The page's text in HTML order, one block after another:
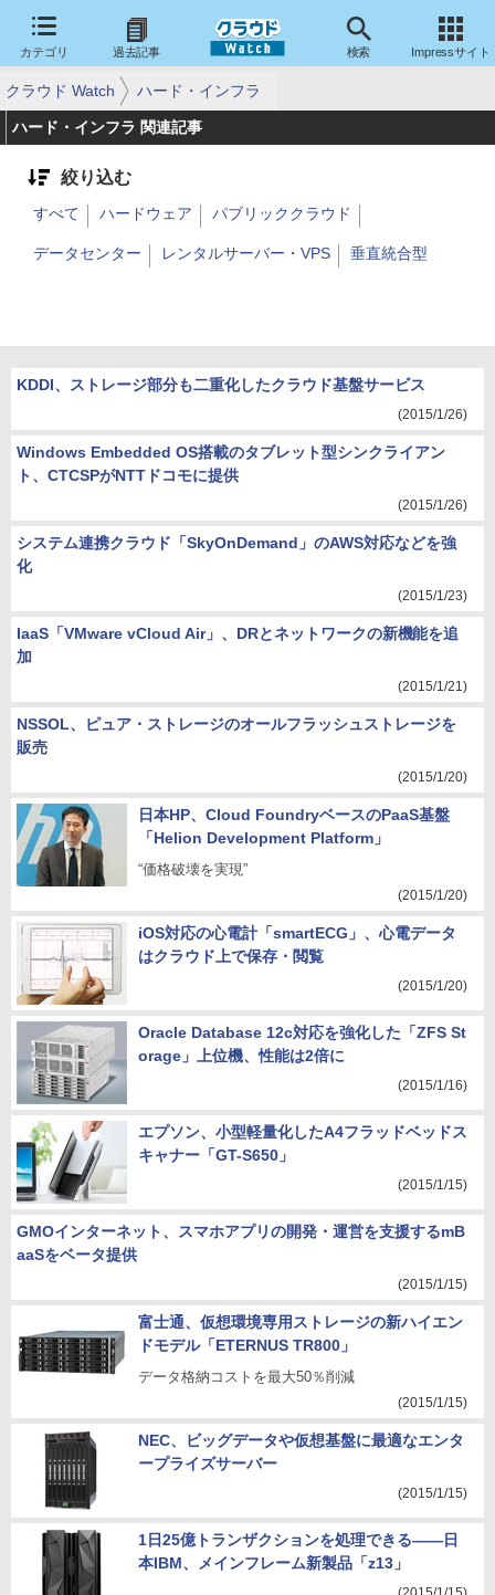
カテゴリ 過去記事 検索 Impressサイト
クラウド Watch ハード・インフラ
ハード・インフラ 関連記事
絞り込む
すべて ハードウェア パブリッククラウド
データセンター レンタルサーバー・VPS 垂直統合型
KDDI、ストレージ部分も二重化したクラウド基盤サービス
(2015/1/26)
Windows Embedded OS搭載のタブレット型シンクライアン
ト、CTCSPがNTTドコモに提供
(2015/1/26)
システム連携クラウド「SkyOnDemand」のAWS対応などを強
化
(2015/1/23)
IaaS「VMware vCloud Air」、DRとネットワークの新機能を追
加
(2015/1/21)
NSSOL、ピュア・ストレージのオールフラッシュストレージを
販売
(2015/1/20)
日本HP、Cloud FoundryベースのPaaS基盤
「Helion Development Platform」
“価格破壊を実現”
(2015/1/20)
iOS対応の心電計「smartECG」、心電データ
はクラウド上で保存・閲覧
(2015/1/20)
Oracle Database 12c対応を強化した「ZFS St
orage」上位機、性能は2倍に
(2015/1/16)
エプソン、小型軽量化したA4フラッドベッドス
キャナー「GT-S650」
(2015/1/15)
GMOインターネット、スマホアプリの開発・運営を支援するmB
aaSをベータ提供
(2015/1/15)
富士通、仮想環境専用ストレージの新ハイエン
ドモデル「ETERNUS TR800」
データ格納コストを最大50％削減
(2015/1/15)
NEC、ビッグデータや仮想基盤に最適なエンタ
ープライズサーバー
(2015/1/15)
1日25億トランザクションを処理できる――日
本IBM、メインフレーム新製品「z13」